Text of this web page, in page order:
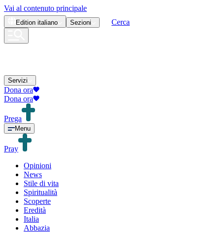
Vai al contenuto principale
Edition italiano Sezioni Cerca
Servizi
Dona ora
Dona ora
Prega
Menu
Pray
Opinioni
News
Stile di vita
Spiritualità
Scoperte
Eredità
Italia
Abbazia